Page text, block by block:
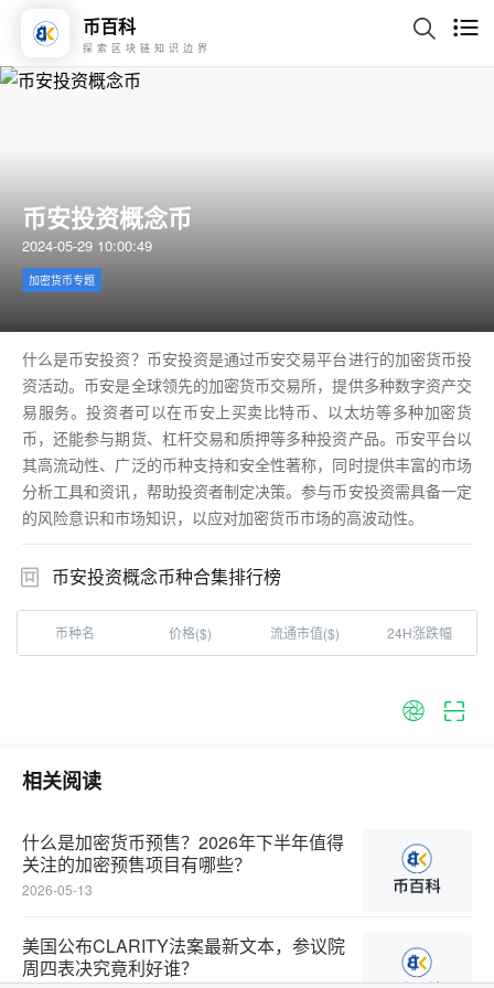
币百科
探索区块链知识边界
币安投资概念币
2024-05-29 10:00:49
加密货币专题
什么是币安投资？币安投资是通过币安交易平台进行的加密货币投
资活动。币安是全球领先的加密货币交易所，提供多种数字资产交
易服务。投资者可以在币安上买卖比特币、以太坊等多种加密货
币，还能参与期货、杠杆交易和质押等多种投资产品。币安平台以
其高流动性、广泛的币种支持和安全性著称，同时提供丰富的市场
分析工具和资讯，帮助投资者制定决策。参与币安投资需具备一定
的风险意识和市场知识，以应对加密货币市场的高波动性。
币安投资概念币种合集排行榜
币种名 价格($) 流通市值($) 24H涨跌幅
相关阅读
什么是加密货币预售？2026年下半年值得
关注的加密预售项目有哪些？‌‌‌‌‌‌
2026-05-13
美国公布CLARITY法案最新文本，参议院
周四表决究竟利好谁？‌‌‌‌‌‌